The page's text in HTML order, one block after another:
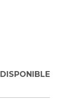
DISPONIBLE